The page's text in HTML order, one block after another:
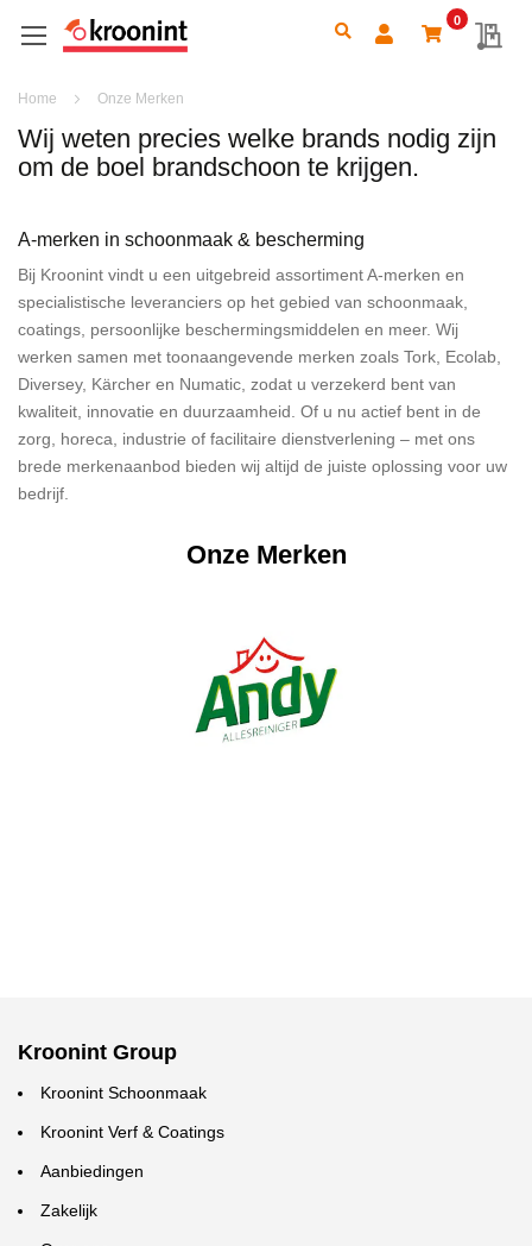
0
Search
Home Onze Merken
Wij weten precies welke brands nodig zijn
om de boel brandschoon te krijgen.
A-merken in schoonmaak & bescherming
Bij Kroonint vindt u een uitgebreid assortiment A-merken en
specialistische leveranciers op het gebied van schoonmaak,
coatings, persoonlijke beschermingsmiddelen en meer. Wij
werken samen met toonaangevende merken zoals Tork, Ecolab,
Diversey, Kärcher en Numatic, zodat u verzekerd bent van
kwaliteit, innovatie en duurzaamheid. Of u nu actief bent in de
zorg, horeca, industrie of facilitaire dienstverlening – met ons
brede merkenaanbod bieden wij altijd de juiste oplossing voor uw
bedrijf.
Onze Merken
Kroonint Group
Kroonint Schoonmaak
Kroonint Verf & Coatings
Aanbiedingen
Zakelijk